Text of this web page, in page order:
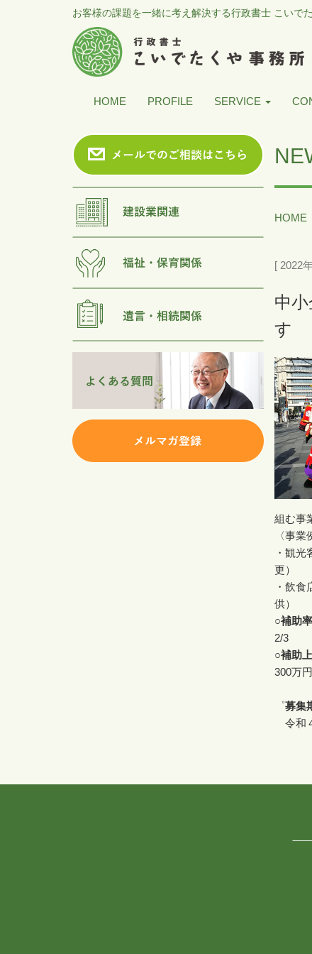
お客様の課題を一緒に考え解決する行政書士 こいで
HOME PROFILE SERVICE
HOME
[ 2022
中
す
組む事
〈事業
・観
更）
・飲
供）
○補助率
2/3
○補助
300万
゜募集
令和